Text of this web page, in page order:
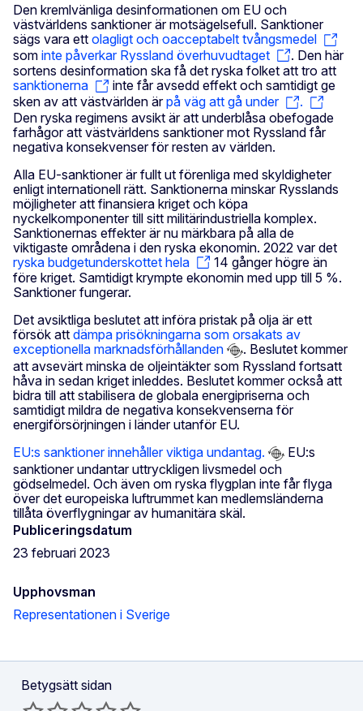
Den kremlvänliga desinformationen om EU och
västvärldens sanktioner är motsägelsefull. Sanktioner
sägs vara ett olagligt och oacceptabelt tvångsmedel
som inte påverkar Ryssland överhuvudtaget
. Den här
sortens desinformation ska få det ryska folket att tro att
sanktionerna
inte får avsedd effekt och samtidigt ge
sken av att västvärlden ärpå väg att gå under
.
Den ryska regimens avsikt är att underblåsa obefogade
farhågor att västvärldens sanktioner mot Ryssland får
negativa konsekvenser för resten av världen.
Alla EU-sanktioner är fullt ut förenliga med skyldigheter
enligt internationell rätt. Sanktionerna minskar Rysslands
möjligheter att finansiera kriget och köpa
nyckelkomponenter till sitt militärindustriella komplex.
Sanktionernas effekter är nu märkbara på alla de
viktigaste områdena i den ryska ekonomin. 2022 var det
ryska budgetunderskottet hela
14 gånger högre än
före kriget. Samtidigt krympte ekonomin med upp till 5 %.
Sanktioner fungerar.
Det avsiktliga beslutet att införa pristak på olja är ett
försök att dämpa prisökningarna som orsakats av
exceptionella marknadsförhållanden
. Beslutet kommer
att avsevärt minska de oljeintäkter som Ryssland fortsatt
håva in sedan kriget inleddes. Beslutet kommer också att
bidra till att stabilisera de globala energipriserna och
samtidigt mildra de negativa konsekvenserna för
energiförsörjningen i länder utanför EU.
EU:s sanktioner innehåller viktiga undantag.
EU:s
sanktioner undantar uttryckligen livsmedel och
gödselmedel. Och även om ryska flygplan inte får flyga
över det europeiska luftrummet kan medlemsländerna
tillåta överflygningar av humanitära skäl.
Publiceringsdatum
23 februari 2023
Upphovsman
Representationen i Sverige
Betygsätt sidan